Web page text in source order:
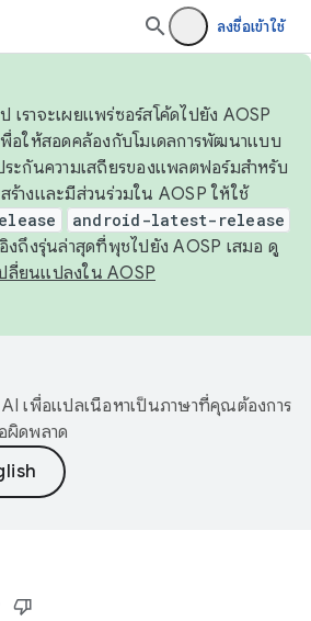
ลงชื่อเข้าใช้
ราจะเผยแพร่ซอร์สโค้ดไปยัง AOSP
อให้สอดคล้องกับโมเดลการพัฒนาแบบ
ะกันความเสถียรของแพลตฟอร์มสำหรับ
ร้างและมีส่วนร่วมใน AOSP ให้ใช้
android-latest-release
งถึงรุ่นล่าสุดที่พุชไปยัง AOSP เสมอ ดู
ปลี่ยนแปลงใน AOSP
เพื่อแปลเนื้อหาเป็นภาษาที่คุณต้องการ
ผิดพลาด